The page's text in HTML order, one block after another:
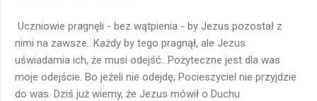
Uczniowie pragnęli - bez wątpienia - by Jezus pozostał z
nimi na zawsze...Każdy by tego pragnął, ale Jezus
uświadamia ich, że musi odejść...Pożyteczne jest dla was
moje odejście. Bo jeżeli nie odejdę, Pocieszyciel nie przyjdzie
do was. Dziś już wiemy, że Jezus mówił o Duchu